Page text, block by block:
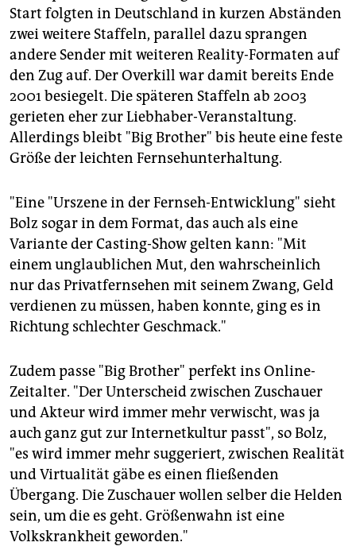
Start folgten in Deutschland in kurzen Abständen
zwei weitere Staffeln, parallel dazu sprangen
andere Sender mit weiteren Reality-Formaten auf
den Zug auf. Der Overkill war damit bereits Ende
2001 besiegelt. Die späteren Staffeln ab 2003
gerieten eher zur Liebhaber-Veranstaltung.
Allerdings bleibt "Big Brother" bis heute eine feste
Größe der leichten Fernsehunterhaltung.
"Eine "Urszene in der Fernseh-Entwicklung" sieht
Bolz sogar in dem Format, das auch als eine
Variante der Casting-Show gelten kann: "Mit
einem unglaublichen Mut, den wahrscheinlich
nur das Privatfernsehen mit seinem Zwang, Geld
verdienen zu müssen, haben konnte, ging es in
Richtung schlechter Geschmack."
Zudem passe "Big Brother" perfekt ins Online-
Zeitalter. "Der Unterscheid zwischen Zuschauer
und Akteur wird immer mehr verwischt, was ja
auch ganz gut zur Internetkultur passt", so Bolz,
"es wird immer mehr suggeriert, zwischen Realität
und Virtualität gäbe es einen fließenden
Übergang. Die Zuschauer wollen selber die Helden
sein, um die es geht. Größenwahn ist eine
Volkskrankheit geworden."